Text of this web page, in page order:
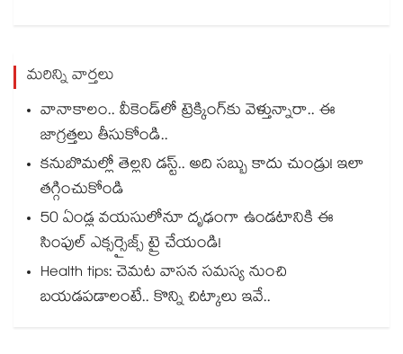
మరిన్ని వార్తలు
వానాకాలం.. వీకెండ్‏లో ట్రెక్కింగ్‎కు వెళ్తున్నారా.. ఈ
జాగ్రత్తలు తీసుకోండి..
కనుబొమల్లో తెల్లని డస్ట్.. అది సబ్బు కాదు చుండ్రు! ఇలా
తగ్గించుకోండి
50 ఏండ్ల వయసులోనూ దృఢంగా ఉండటానికి ఈ
సింపుల్ ఎక్సర్సైజ్స్ ట్రై చేయండి!
Health tips: చెమట వాసన సమస్య నుంచి
బయడపడాలంటే.. కొన్ని చిట్కాలు ఇవే..